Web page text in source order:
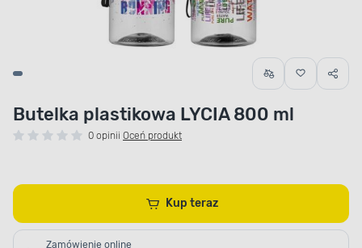
Butelka plastikowa LYCIA 800 ml
0 opinii Oceń produkt
Kup teraz
Zamówienie online